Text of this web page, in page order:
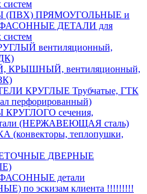
(ПВХ) ПРЯМОУГОЛЬНЫЕ и
ДЕТАЛИ для
вентиляционный,
КРЫШНЫЙ, вентиляционный,
КРУГЛЫЕ Трубчатые, ГТК
перфорированный)
сечения,
(НЕРЖАВЕЮЩАЯ сталь)
теплопушки,
ДВЕРНЫЕ
детали
по эскизам клиента !!!!!!!!!